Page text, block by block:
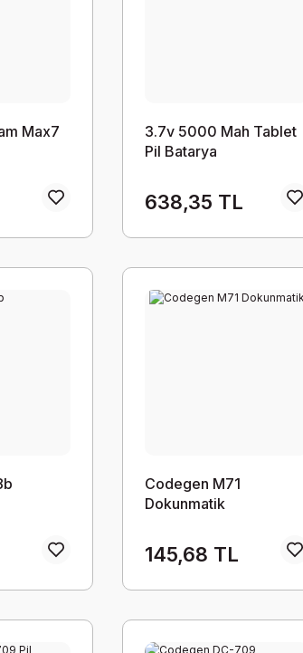
Max7
3.7v 5000 Mah Tablet
Pil Batarya
638,35 TL
Codegen M71
Dokunmatik
145,68 TL